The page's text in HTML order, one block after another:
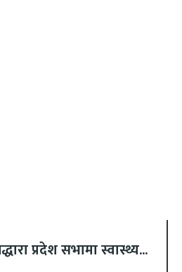
प्रदेश सभामा स्वास्थ्य...